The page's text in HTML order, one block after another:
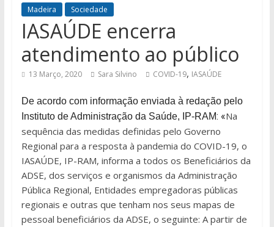
Madeira Sociedade
IASAÚDE encerra
atendimento ao público
13 Março, 2020 Sara Silvino COVID-19, IASAÚDE
De acordo com informação enviada à redação pelo
Instituto de Administração da Saúde, IP-RAM: «Na
sequência das medidas definidas pelo Governo
Regional para a resposta à pandemia do COVID-19, o
IASAÚDE, IP-RAM, informa a todos os Beneficiários da
ADSE, dos serviços e organismos da Administração
Pública Regional, Entidades empregadoras públicas
regionais e outras que tenham nos seus mapas de
pessoal beneficiários da ADSE, o seguinte: A partir de